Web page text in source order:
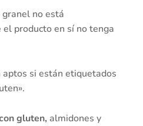
no está
el producto en sí no tenga
si están etiquetados
gluten, almidones y